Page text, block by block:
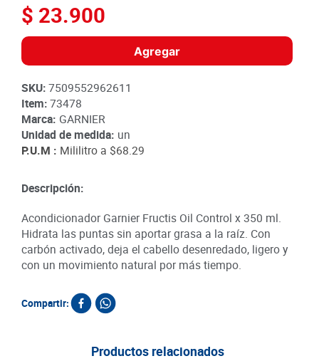
$ 23.900
Agregar
SKU:7509552962611
Item:73478
Marca: GARNIER
Unidad de medida: un
P.U.M : Mililitro a $68.29
Descripción:
Acondicionador Garnier Fructis Oil Control x 350 ml.
Hidrata las puntas sin aportar grasa a la raíz. Con
carbón activado, deja el cabello desenredado, ligero y
con un movimiento natural por más tiempo.
Compartir:
Productos relacionados